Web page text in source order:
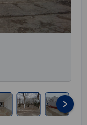
keyboard_arrow_right